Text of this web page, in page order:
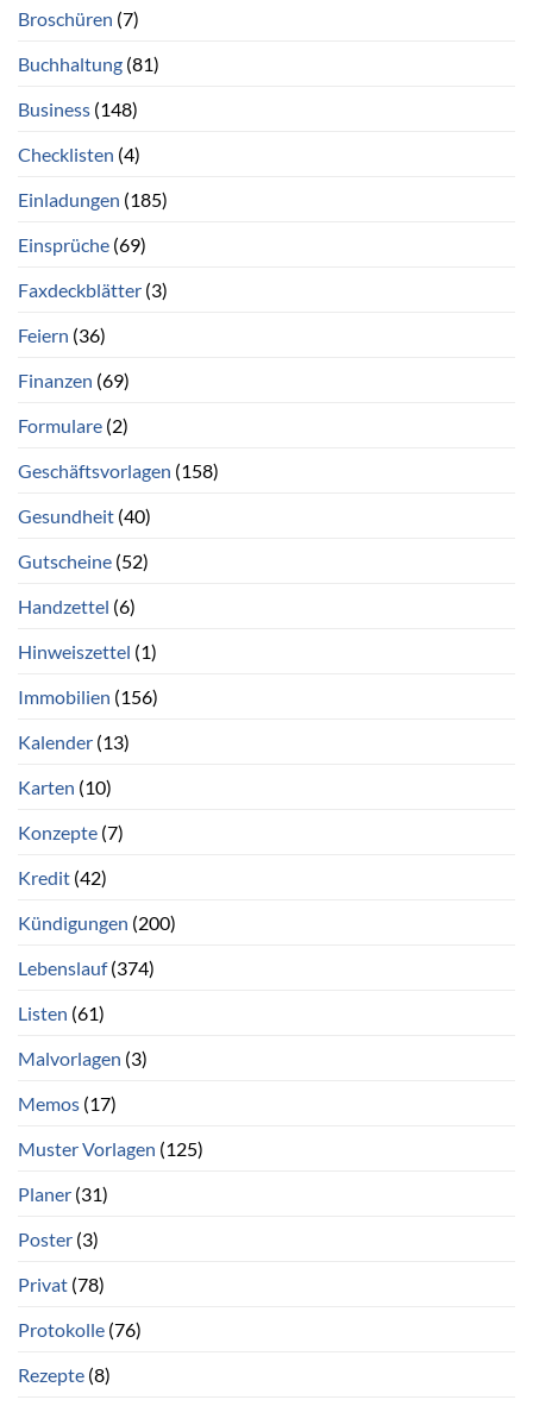
Broschüren (7)
Buchhaltung (81)
Business (148)
Checklisten (4)
Einladungen (185)
Einsprüche (69)
Faxdeckblätter (3)
Feiern (36)
Finanzen (69)
Formulare (2)
Geschäftsvorlagen (158)
Gesundheit (40)
Gutscheine (52)
Handzettel (6)
Hinweiszettel (1)
Immobilien (156)
Kalender (13)
Karten (10)
Konzepte (7)
Kredit (42)
Kündigungen (200)
Lebenslauf(374)
Listen (61)
Malvorlagen (3)
Memos (17)
Muster Vorlagen (125)
Planer (31)
Poster (3)
Privat (78)
Protokolle (76)
Rezepte (8)